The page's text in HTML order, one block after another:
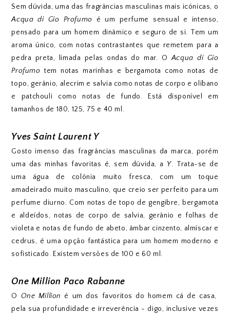
Sem dúvida, uma das fragrâncias masculinas mais icónicas, o
Acqua di Gio Profumo é um perfume sensual e intenso,
pensado para um homem dinâmico e seguro de si. Tem um
aroma único, com notas contrastantes que remetem para a
pedra preta, limada pelas ondas do mar. OAcqua di Gio
Profumotem notas marinhas e bergamota como notas de
topo, gerânio, alecrim e salvia como notas de corpo e olíbano
e patchouli como notas de fundo. Está disponível em
tamanhos de 180, 125, 75 e 40 ml.
Yves Saint Laurent Y
Gosto imenso das fragrâncias masculinas da marca, porém
uma das minhas favoritas é, sem dúvida, a Y. Trata-se de
uma água de colónia muito fresca, com um toque
amadeirado muito masculino, que creio ser perfeito para um
perfume diurno. Com notas de topo de gengibre, bergamota
e aldeídos, notas de corpo de salvia, gerânio e folhas de
violeta e notas de fundo de abeto, âmbar cinzento, almíscar e
cedrus, é uma opção fantástica para um homem moderno e
sofisticado. Existem versões de 100 e 60 ml.
One Million Paco Rabanne
O One Million é um dos favoritos do homem cá de casa,
pela sua profundidade e irreverência - digo, inclusive vezes